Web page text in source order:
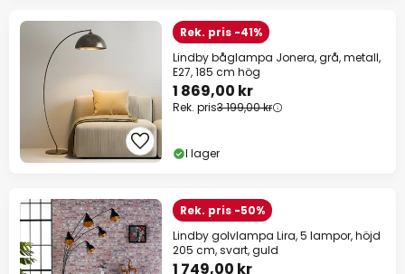
Rek. pris -41%
Lindby båglampa Jonera, grå, metall,
E27, 185 cm hög
1 869,00 kr
Rek. pris3 199,00 kr
I lager
Rek. pris -50%
Lindby golvlampa Lira, 5 lampor, höjd
205 cm, svart, guld
1 749,00 kr